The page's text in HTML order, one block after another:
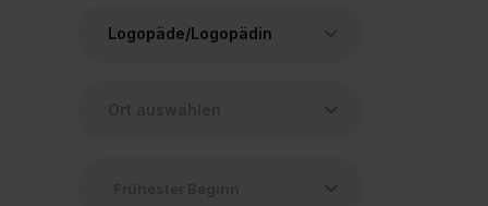
Logopäde/Logopädin